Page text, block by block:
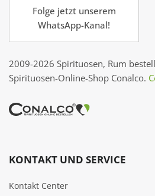
Folge jetzt unserem
WhatsApp-Kanal!
2009-2026 Spirituosen, Rum
Spirituosen-Online-Shop Conalco.
KONTAKT UND SERVICE
Kontakt Center